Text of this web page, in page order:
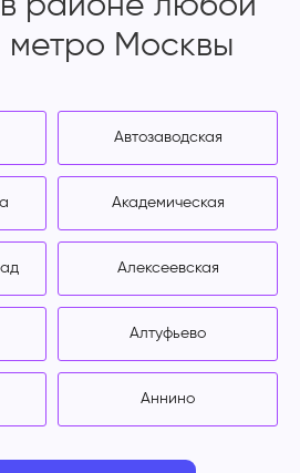
районе любой
метро Москвы
Автозаводская
Академическая
Алексеевская
Алтуфьево
Аннино